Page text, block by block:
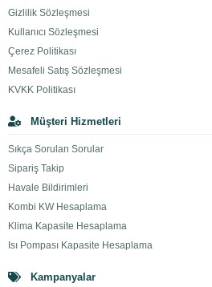
Gizlilik Sözleşmesi
Kullanıcı Sözleşmesi
Çerez Politikası
Mesafeli Satış Sözleşmesi
KVKK Politikası
Müşteri Hizmetleri
Sıkça Sorulan Sorular
Sipariş Takip
Havale Bildirimleri
Kombi KW Hesaplama
Klima Kapasite Hesaplama
Isı Pompası Kapasite Hesaplama
Kampanyalar